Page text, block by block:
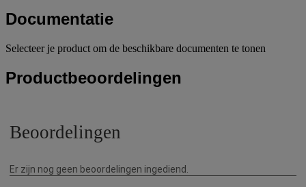
Documentatie
Selecteer je product om de beschikbare documenten te tonen
Productbeoordelingen